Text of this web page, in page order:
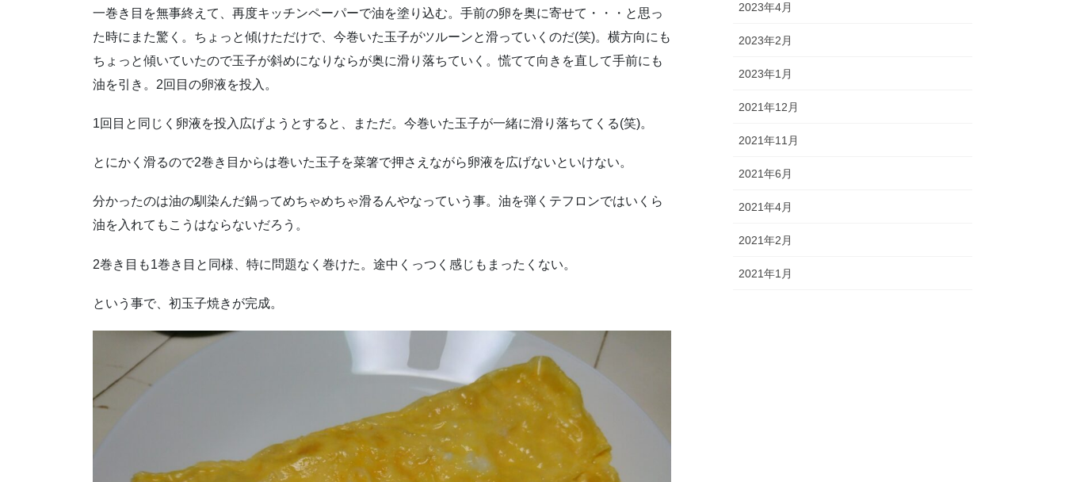
一巻き目を無事終えて、再度キッチンペーパーで油を塗り込む。手前の卵を奥に寄せて・・・と思っ
た時にまた驚く。ちょっと傾けただけで、今巻いた玉子がツルーンと滑っていくのだ(笑)。横方向にも
ちょっと傾いていたので玉子が斜めになりならが奥に滑り落ちていく。慌てて向きを直して手前にも
油を引き。2回目の卵液を投入。
1回目と同じく卵液を投入広げようとすると、まただ。今巻いた玉子が一緒に滑り落ちてくる(笑)。
とにかく滑るので2巻き目からは巻いた玉子を菜箸で押さえながら卵液を広げないといけない。
分かったのは油の馴染んだ鍋ってめちゃめちゃ滑るんやなっていう事。油を弾くテフロンではいくら
油を入れてもこうはならないだろう。
2巻き目も1巻き目と同様、特に問題なく巻けた。途中くっつく感じもまったくない。
という事で、初玉子焼きが完成。
2023年4月
2023年2月
2023年1月
2021年12月
2021年11月
2021年6月
2021年4月
2021年2月
2021年1月